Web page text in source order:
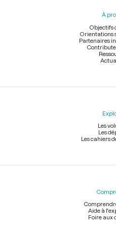
À
Objectifs
Orientations
Partenaires
Les
Les
Les cahiers
Aide à
Foire aux